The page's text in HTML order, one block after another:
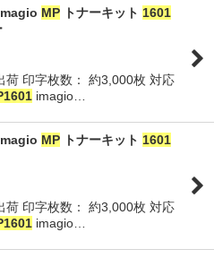
MP トナーキット 1601
荷 印字枚数： 約3,000枚 対応
1601 imagio…
MP トナーキット 1601
荷 印字枚数： 約3,000枚 対応
1601 imagio…